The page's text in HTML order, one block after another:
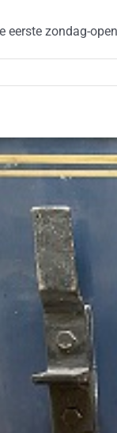
eerste zondag-